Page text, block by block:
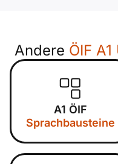
Andere ÖIF
A1 ÖIF
Sprachbausteine